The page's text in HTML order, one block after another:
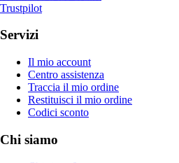
Trustpilot
Servizi
Il mio account
Centro assistenza
Traccia il mio ordine
Restituisci il mio ordine
Codici sconto
Chi siamo